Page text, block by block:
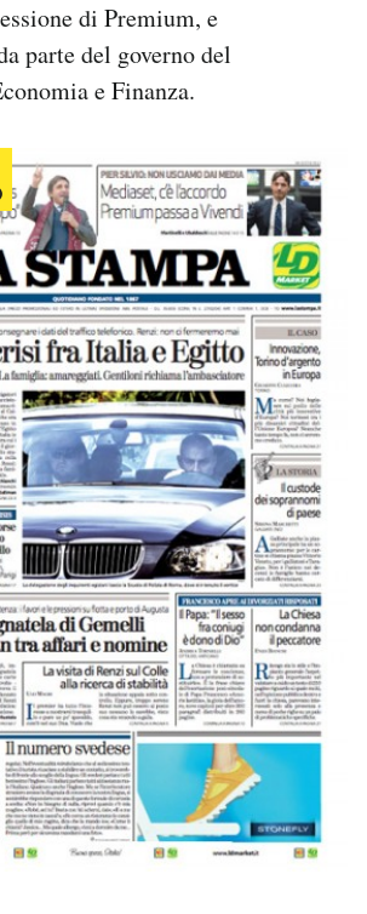
di Premium, e
parte del governo del
e Finanza.